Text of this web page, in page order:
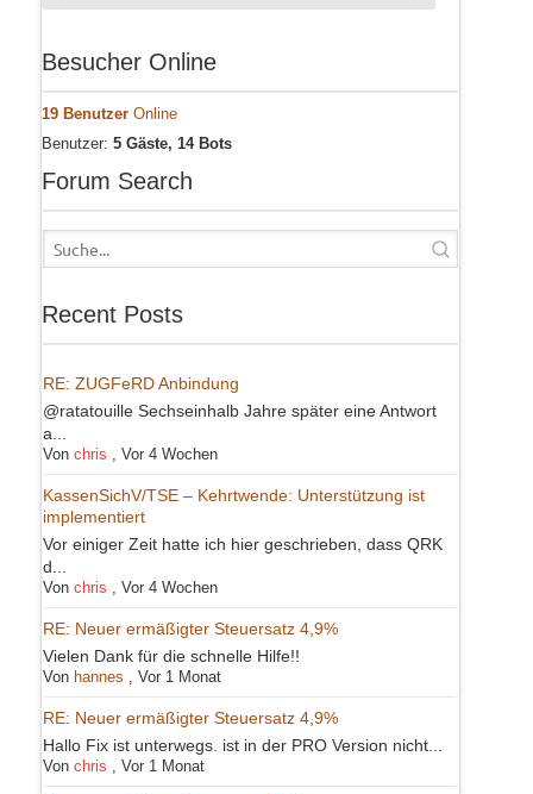
Besucher Online
19 Benutzer Online
Benutzer: 5 Gäste, 14 Bots
Forum Search
Recent Posts
RE: ZUGFeRD Anbindung
@ratatouille Sechseinhalb Jahre später eine Antwort
a...
Von chris Vor 4 Wochen
KassenSichV/TSE – Kehrtwende: Unterstützung ist
implementiert
Vor einiger Zeit hatte ich hier geschrieben, dass QRK
d...
Von chris Vor 4 Wochen
RE: Neuer ermäßigter Steuersatz 4,9%
Vielen Dank für die schnelle Hilfe!!
Von hannes Vor 1 Monat
RE: Neuer ermäßigter Steuersatz 4,9%
Hallo Fix ist unterwegs. ist in der PRO Version nicht...
Von chris Vor 1 Monat